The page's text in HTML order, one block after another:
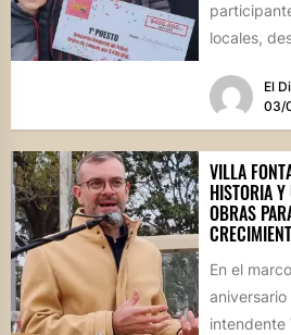
locales,
El
03/
VILLA
HISTORIA
OBRAS
En el
intendente